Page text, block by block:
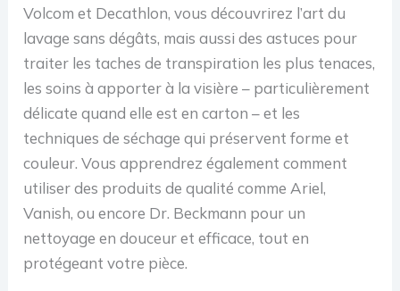
Volcom et Decathlon, vous découvrirez l’art du
lavage sans dégâts, mais aussi des astuces pour
traiter les taches de transpiration les plus tenaces,
les soins à apporter à la visière – particulièrement
délicate quand elle est en carton – et les
techniques de séchage qui préservent forme et
couleur. Vous apprendrez également comment
utiliser des produits de qualité comme Ariel,
Vanish, ou encore Dr. Beckmann pour un
nettoyage en douceur et efficace, tout en
protégeant votre pièce.